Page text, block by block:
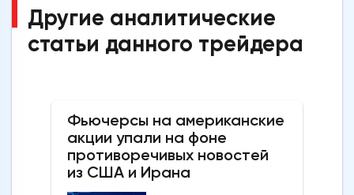
Другие аналитические
статьи данного трейдера
Фьючерсы на американские
акции упали на фоне
противоречивых новостей
из США и Ирана